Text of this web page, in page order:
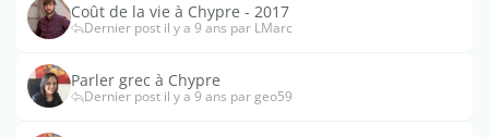
Coût de la vie à Chypre - 2017
Dernier post il y a 9 ans par LMarc
Parler grec à Chypre
Dernier post il y a 9 ans par geo59